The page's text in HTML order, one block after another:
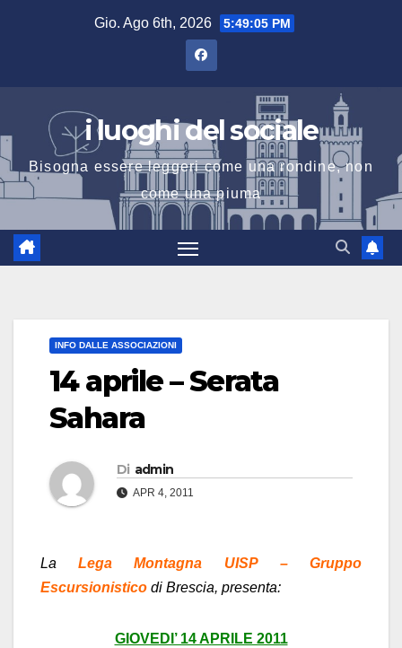
Gio. Ago 6th, 2026 5:49:06 PM
i luoghi del sociale
Bisogna essere leggeri come una rondine, non
come una piuma
INFO DALLE ASSOCIAZIONI
14 aprile – Serata
Sahara
Di admin
APR 4, 2011
LaLega Montagna UISP –Gruppo
Escursionistico di Brescia, presenta:
GIOVEDI’ 14 APRILE 2011